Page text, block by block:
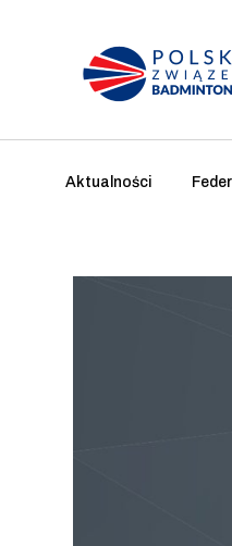
Main
Aktualności